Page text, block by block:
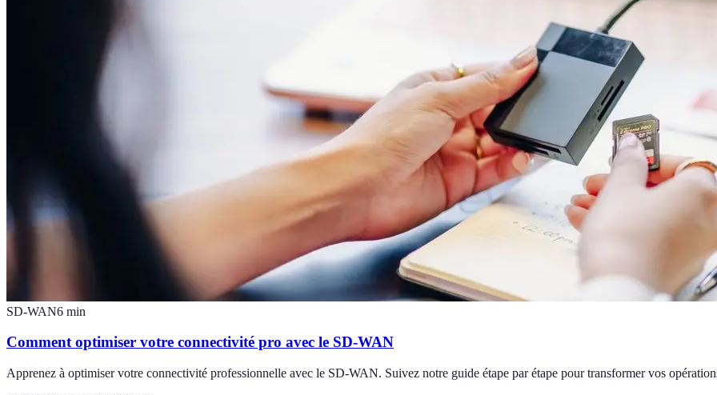
SD-WAN6 min
Comment optimiser votre connectivité pro avec le SD-WAN
Apprenez à optimiser votre connectivité professionnelle avec le SD-WAN. Suivez notre guide étape par étape pour transformer vos